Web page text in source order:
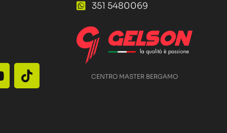
351 5480069
CENTRO MASTER BERGAMO